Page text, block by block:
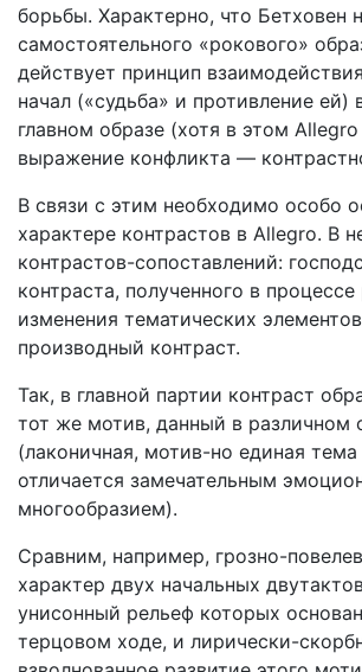
борьбы. Характерно, что Бетховен
самостоя­тельного «рокового»
действует принцип
начал («судьба» и противление ей)
главном образе (хотя в этом
выражение конфликта —
В связи с этим необходимо особо
харак­тере контрастов в Allegro. В
контрастов-сопо­ставлений:
контраста, полученного в процессе
изменения тематических
производный контраст.
Так, в главной партии контраст
тот же мотив, данный в различном
(лаконичная, мотив-но единая тема
отличается замечательным
многообразием).
Сравним, например, грозно-
характер двух начальных
унисонный рельеф которых
терцовом ходе, и лирически-